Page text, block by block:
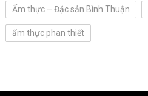
Ẩm thực – Đặc sản Bình Thuận
ẩm thực phan thiết